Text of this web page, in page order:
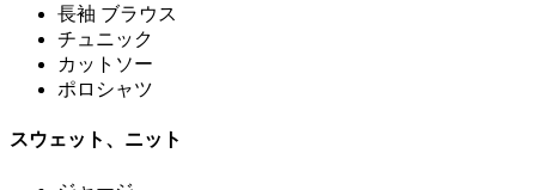
長袖 ブラウス
チュニック
カットソー
ポロシャツ
スウェット、ニット